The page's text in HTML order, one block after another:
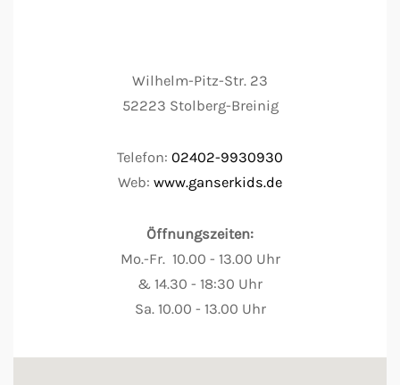
Wilhelm-Pitz-Str. 23
52223 Stolberg-Breinig
Telefon: 02402-9930930
Web: www.ganserkids.de
Öffnungszeiten:
Mo.-Fr. 10.00 - 13.00 Uhr
& 14.30 - 18:30 Uhr
Sa. 10.00 - 13.00 Uhr